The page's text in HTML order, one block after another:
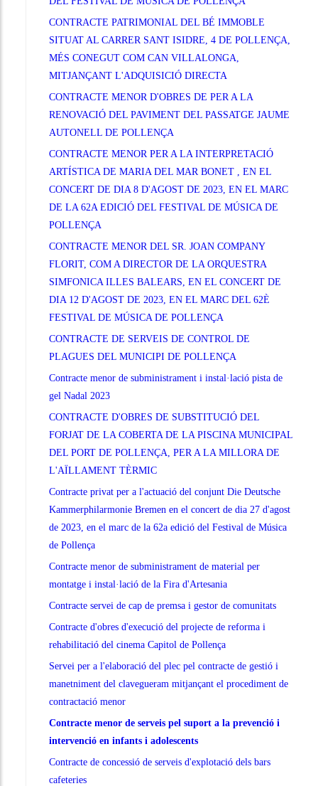
CONTRACTE PATRIMONIAL DEL BÉ IMMOBLE
SITUAT AL CARRER SANT ISIDRE, 4 DE POLLENÇA,
MÉS CONEGUT COM CAN VILLALONGA,
MITJANÇANT L'ADQUISICIÓ DIRECTA
CONTRACTE MENOR D'OBRES DE PER A LA
RENOVACIÓ DEL PAVIMENT DEL PASSATGE JAUME
AUTONELL DE POLLENÇA
CONTRACTE MENOR PER A LA INTERPRETACIÓ
ARTÍSTICA DE MARIA DEL MAR BONET , EN EL
CONCERT DE DIA 8 D'AGOST DE 2023, EN EL MARC
DE LA 62A EDICIÓ DEL FESTIVAL DE MÚSICA DE
POLLENÇA
CONTRACTE MENOR DEL SR. JOAN COMPANY
FLORIT, COM A DIRECTOR DE LA ORQUESTRA
SIMFONICA ILLES BALEARS, EN EL CONCERT DE
DIA 12 D'AGOST DE 2023, EN EL MARC DEL 62È
FESTIVAL DE MÚSICA DE POLLENÇA
CONTRACTE DE SERVEIS DE CONTROL DE
PLAGUES DEL MUNICIPI DE POLLENÇA
Contracte menor de subministrament i instal·lació pista de
gel Nadal 2023
CONTRACTE D'OBRES DE SUBSTITUCIÓ DEL
FORJAT DE LA COBERTA DE LA PISCINA MUNICIPAL
DEL PORT DE POLLENÇA, PER A LA MILLORA DE
L'AÏLLAMENT TÈRMIC
Contracte privat per a l'actuació del conjunt Die Deutsche
Kammerphilarmonie Bremen en el concert de dia 27 d'agost
de 2023, en el marc de la 62a edició del Festival de Música
de Pollença
Contracte menor de subministrament de material per
montatge i instal·lació de la Fira d'Artesania
Contracte servei de cap de premsa i gestor de comunitats
Contracte d'obres d'execució del projecte de reforma i
rehabilitació del cinema Capitol de Pollença
Servei per a l'elaboració del plec pel contracte de gestió i
manetniment del clavegueram mitjançant el procediment de
contractació menor
Contracte menor de serveis pel suport a la prevenció i
intervenció en infants i adolescents
Contracte de concessió de serveis d'explotació dels bars
cafeteries